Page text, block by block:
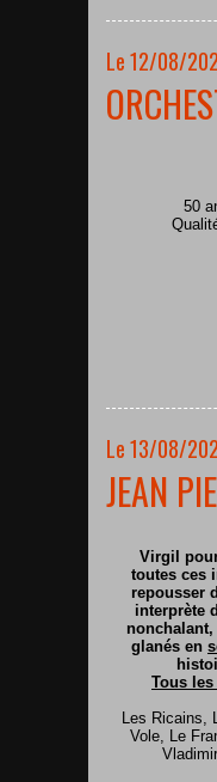
Le 12/08/
50
Le 13/08/
JEAN
Virgil
toutes ces
repousser
interprète
glanés en
Tous
Les Ricains,
Vole, Le